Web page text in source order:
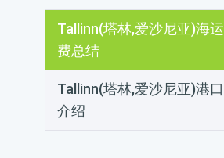
Tallinn(塔林,爱沙尼亚)海运
费总结
Tallinn(塔林,爱沙尼亚)港口
介绍